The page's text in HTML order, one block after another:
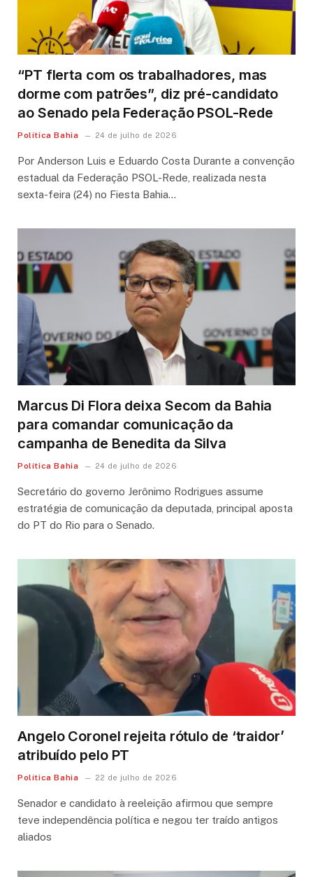
“PT flerta com os trabalhadores, mas
dorme com patrões”, diz pré-candidato
ao Senado pela Federação PSOL-Rede
Política Bahia 24 de julho de 2026
Por Anderson Luis e Eduardo Costa Durante a convenção
estadual da Federação PSOL-Rede, realizada nesta
sexta-feira (24) no Fiesta Bahia…
Marcus Di Flora deixa Secom da Bahia
para comandar comunicação da
campanha de Benedita da Silva
Política Bahia 24 de julho de 2026
Secretário do governo Jerônimo Rodrigues assume
estratégia de comunicação da deputada, principal aposta
do PT do Rio para o Senado.
Angelo Coronel rejeita rótulo de ‘traidor’
atribuído pelo PT
Política Bahia 22 de julho de 2026
Senador e candidato à reeleição afirmou que sempre
teve independência política e negou ter traído antigos
aliados